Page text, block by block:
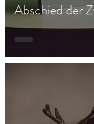
Abschied der